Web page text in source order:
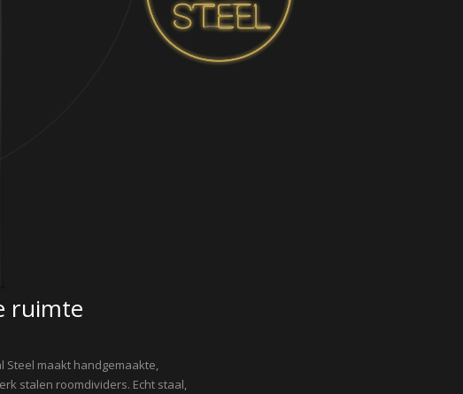
ruimte
Steel maakt handgemaakte,
stalen roomdividers. Echt staal,